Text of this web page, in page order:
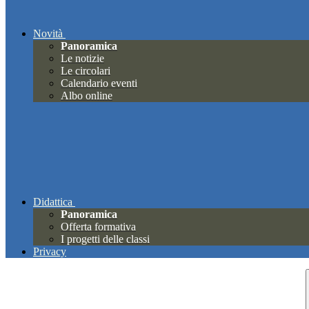
Novità
Panoramica
Le notizie
Le circolari
Calendario eventi
Albo online
Didattica
Panoramica
Offerta formativa
I progetti delle classi
Privacy